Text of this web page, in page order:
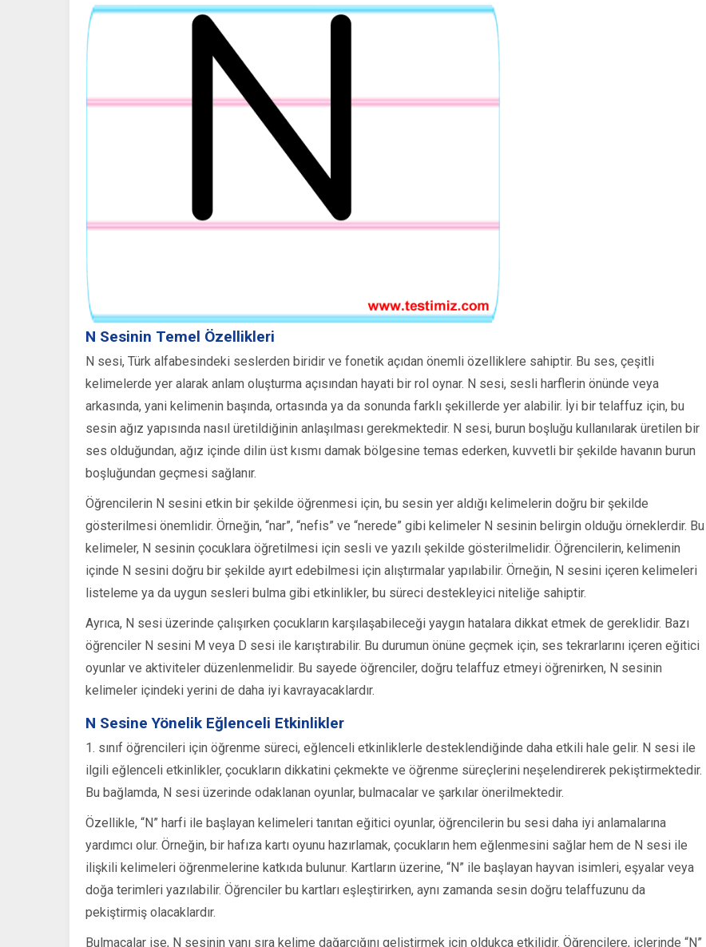
N Sesinin Temel Özellikleri
N sesi, Türk alfabesindeki seslerden biridir ve fonetik açıdan önemli özelliklere sahiptir. Bu ses, çeşitli
kelimelerde yer alarak anlam oluşturma açısından hayati bir rol oynar. N sesi, sesli harflerin önünde veya
arkasında, yani kelimenin başında, ortasında ya da sonunda farklı şekillerde yer alabilir. İyi bir telaffuz için, bu
sesin ağız yapısında nasıl üretildiğinin anlaşılması gerekmektedir. N sesi, burun boşluğu kullanılarak üretilen bir
ses olduğundan, ağız içinde dilin üst kısmı damak bölgesine temas ederken, kuvvetli bir şekilde havanın burun
boşluğundan geçmesi sağlanır.
Öğrencilerin N sesini etkin bir şekilde öğrenmesi için, bu sesin yer aldığı kelimelerin doğru bir şekilde
gösterilmesi önemlidir. Örneğin, “nar”, “nefis” ve “nerede” gibi kelimeler N sesinin belirgin olduğu örneklerdir. Bu
kelimeler, N sesinin çocuklara öğretilmesi için sesli ve yazılı şekilde gösterilmelidir. Öğrencilerin, kelimenin
içinde N sesini doğru bir şekilde ayırt edebilmesi için alıştırmalar yapılabilir. Örneğin, N sesini içeren kelimeleri
listeleme ya da uygun sesleri bulma gibi etkinlikler, bu süreci destekleyici niteliğe sahiptir.
Ayrıca, N sesi üzerinde çalışırken çocukların karşılaşabileceği yaygın hatalara dikkat etmek de gereklidir. Bazı
öğrenciler N sesini M veya D sesi ile karıştırabilir. Bu durumun önüne geçmek için, ses tekrarlarını içeren eğitici
oyunlar ve aktiviteler düzenlenmelidir. Bu sayede öğrenciler, doğru telaffuz etmeyi öğrenirken, N sesinin
kelimeler içindeki yerini de daha iyi kavrayacaklardır.
N Sesine Yönelik Eğlenceli Etkinlikler
1. sınıf öğrencileri için öğrenme süreci, eğlenceli etkinliklerle desteklendiğinde daha etkili hale gelir. N sesi ile
ilgili eğlenceli etkinlikler, çocukların dikkatini çekmekte ve öğrenme süreçlerini neşelendirerek pekiştirmektedir.
Bu bağlamda, N sesi üzerinde odaklanan oyunlar, bulmacalar ve şarkılar önerilmektedir.
Özellikle, “N” harfi ile başlayan kelimeleri tanıtan eğitici oyunlar, öğrencilerin bu sesi daha iyi anlamalarına
yardımcı olur. Örneğin, bir hafıza kartı oyunu hazırlamak, çocukların hem eğlenmesini sağlar hem de N sesi ile
ilişkili kelimeleri öğrenmelerine katkıda bulunur. Kartların üzerine, “N” ile başlayan hayvan isimleri, eşyalar veya
doğa terimleri yazılabilir. Öğrenciler bu kartları eşleştirirken, aynı zamanda sesin doğru telaffuzunu da
pekiştirmiş olacaklardır.
Bulmacalar ise, N sesinin yanı sıra kelime dağarcığını geliştirmek için oldukça etkilidir. Öğrencilere, içlerinde “N”